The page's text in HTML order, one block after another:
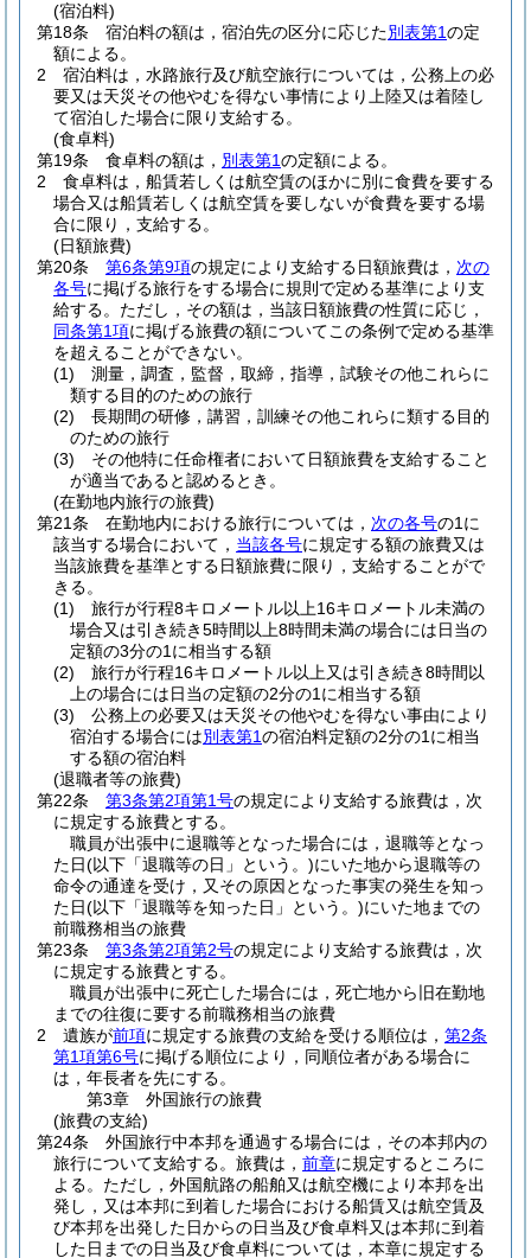
(宿泊料)
第18条
宿泊料の額は，宿泊先の区分に応じた別表第1の定
額による。
2
宿泊料は，水路旅行及び航空旅行については，公務上の必
要又は天災その他やむを得ない事情により上陸又は着陸し
て宿泊した場合に限り支給する。
(食卓料)
第19条
食卓料の額は， 別表第1の定額による。
2
食卓料は，船賃若しくは航空賃のほかに別に食費を要する
場合又は船賃若しくは航空賃を要しないが食費を要する場
合に限り，支給する。
(日額旅費)
第20条
第6条第9項の規定により支給する日額旅費は， 次の
各号に掲げる旅行をする場合に規則で定める基準により支
給する。 ただし，その額は，当該日額旅費の性質に応じ，
同条第1項に掲げる旅費の額についてこの条例で定める基準
を超えることができない。
(1)
測量，調査，監督，取締，指導，試験その他これらに
類する目的のための旅行
(2)
長期間の研修，講習，訓練その他これらに類する目的
のための旅行
(3)
その他特に任命権者において日額旅費を支給すること
が適当であると認めるとき。
(在勤地内旅行の旅費)
第21条
在勤地内における旅行については， 次の各号の1に
該当する場合において， 当該各号に規定する額の旅費又は
当該旅費を基準とする日額旅費に限り，支給することがで
きる。
(1)
旅行が行程8キロメートル以上16キロメートル未満の
場合又は引き続き5時間以上8時間未満の場合には日当の
定額の3分の1に相当する額
(2)
旅行が行程16キロメートル以上又は引き続き8時間以
上の場合には日当の定額の2分の1に相当する額
(3)
公務上の必要又は天災その他やむを得ない事由により
宿泊する場合には別表第1の宿泊料定額の2分の1に相当
する額の宿泊料
(退職者等の旅費)
第22条
第3条第2項第1号の規定により支給する旅費は，次
に規定する旅費とする。
職員が出張中に退職等となった場合には，退職等となっ
た日(以下「退職等の日」という。)にいた地から退職等の
命令の通達を受け，又その原因となった事実の発生を知っ
た日(以下「退職等を知った日」という。)にいた地までの
前職務相当の旅費
第23条
第3条第2項第2号の規定により支給する旅費は，次
に規定する旅費とする。
職員が出張中に死亡した場合には，死亡地から旧在勤地
までの往復に要する前職務相当の旅費
2
遺族が前項に規定する旅費の支給を受ける順位は， 第2条
第1項第6号に掲げる順位により，同順位者がある場合に
は，年長者を先にする。
第3章
外国旅行の旅費
(旅費の支給)
第24条
外国旅行中本邦を通過する場合には，その本邦内の
旅行について支給する。 旅費は， 前章に規定するところに
よる。 ただし，外国航路の船舶又は航空機により本邦を出
発し，又は本邦に到着した場合における船賃又は航空賃及
び本邦を出発した日からの日当及び食卓料又は本邦に到着
した日までの日当及び食卓料については，本章に規定する